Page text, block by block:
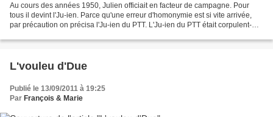
Au cours des années 1950, Julien officiait en facteur de campagne. Pour
tous il devint l'Ju-ien. Parce qu'une erreur d'homonymie est si vite arrivée,
par précaution on précisa l'Ju-ien du PTT. L'Ju-ien du PTT était corpulent-
L'vouleu d'Due
Publié le 13/09/2011 à 19:25
Par François & Marie